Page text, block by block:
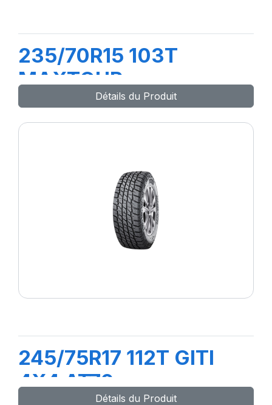
235/70R15 103T
MAXTOUR
Détails du Produit
245/75R17 112T GITI
4X4 AT70
Détails du Produit